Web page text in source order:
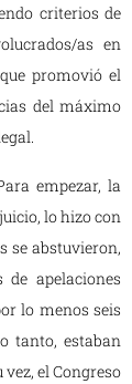
criterios de
as en
promovió el
del máximo
empezar, la
lo hizo con
se abstuvieron,
apelaciones
lo menos seis
tanto, estaban
el Congreso